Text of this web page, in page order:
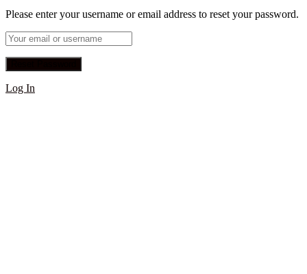
Please enter your username or email address to reset your password.
Log In